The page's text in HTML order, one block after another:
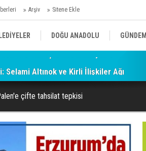
Arşiv Sitene Ekle
DOĞU ANADOLU GÜNDEM
BODRUM
Selami Altınok ve Kirli İlişkiler Ağı
çifte tahsilat tepkisi